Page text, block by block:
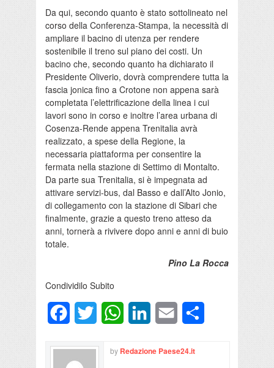
Da qui, secondo quanto è stato sottolineato nel
corso della Conferenza-Stampa, la necessità di
ampliare il bacino di utenza per rendere
sostenibile il treno sul piano dei costi. Un
bacino che, secondo quanto ha dichiarato il
Presidente Oliverio, dovrà comprendere tutta la
fascia jonica fino a Crotone non appena sarà
completata l’elettrificazione della linea i cui
lavori sono in corso e inoltre l’area urbana di
Cosenza-Rende appena Trenitalia avrà
realizzato, a spese della Regione, la
necessaria piattaforma per consentire la
fermata nella stazione di Settimo di Montalto.
Da parte sua Trenitalia, si è impegnata ad
attivare servizi-bus, dal Basso e dall’Alto Jonio,
di collegamento con la stazione di Sibari che
finalmente, grazie a questo treno atteso da
anni, tornerà a rivivere dopo anni e anni di buio
totale.
Pino La Rocca
Condividilo Subito
FacebookTwitter WhatsAppLinkedInEmail
by Redazione Paese24.it